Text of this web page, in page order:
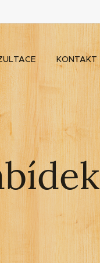
KONTAKT